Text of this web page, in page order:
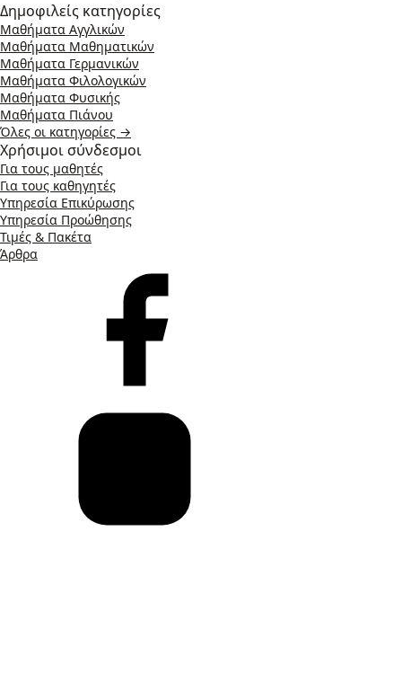
Δημοφιλείς κατηγορίες
Μαθήματα Αγγλικών
Μαθήματα Μαθηματικών
Μαθήματα Γερμανικών
Μαθήματα Φιλολογικών
Μαθήματα Φυσικής
Μαθήματα Πιάνου
Όλες οι κατηγορίες →
Χρήσιμοι σύνδεσμοι
Για τους μαθητές
Για τους καθηγητές
Υπηρεσία Επικύρωσης
Υπηρεσία Προώθησης
Τιμές & Πακέτα
Άρθρα